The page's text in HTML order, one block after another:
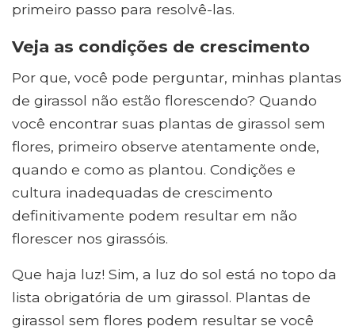
primeiro passo para resolvê-las.
Veja as condições de crescimento
Por que, você pode perguntar, minhas plantas
de girassol não estão florescendo? Quando
você encontrar suas plantas de girassol sem
flores, primeiro observe atentamente onde,
quando e como as plantou. Condições e
cultura inadequadas de crescimento
definitivamente podem resultar em não
florescer nos girassóis.
Que haja luz! Sim, a luz do sol está no topo da
lista obrigatória de um girassol. Plantas de
girassol sem flores podem resultar se você